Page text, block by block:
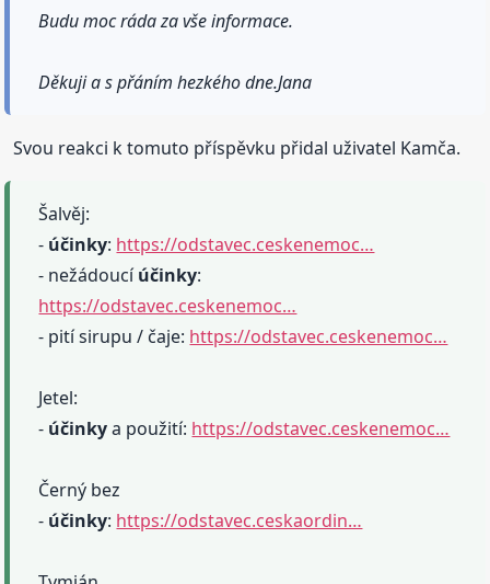
Budu moc ráda za vše informace.
Děkuji a s přáním hezkého dne.Jana
Svou reakci k tomuto příspěvku přidal uživatel Kamča.
Šalvěj:
- účinky: https://odstavec.ceskenemoc…
- nežádoucíúčinky:
https://odstavec.ceskenemoc…
- pití sirupu / čaje: https://odstavec.ceskenemoc…
Jetel:
- účinkya použití: https://odstavec.ceskenemoc…
Černý bez
- účinky: https://odstavec.ceskaordin…